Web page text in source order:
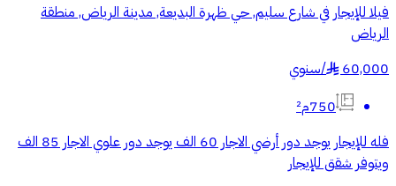
فيلا للإيجار في شارع سليم, حي ظهرة البديعة, مدينة الرياض, منطقة
الرياض
60,000
§
/سنوي
750م²
فله للإيجار يوجد دور أرضي الاجار 60 الف يوجد دور علوي الاجار 85 الف
ويتوفر شقق للإيجار